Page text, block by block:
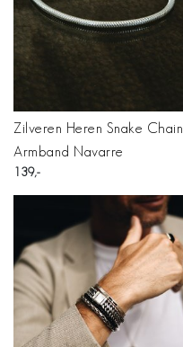
Zilveren Heren Snake Chain
Armband Navarre
139